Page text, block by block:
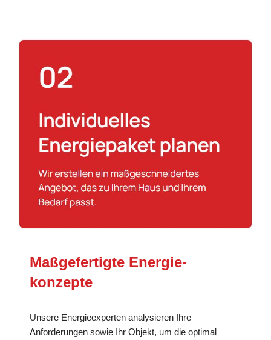
Maßgefertigte Energie­
konzepte
Unsere Energieexperten analysieren Ihre
Anforderungen sowie Ihr Objekt, um die optimal